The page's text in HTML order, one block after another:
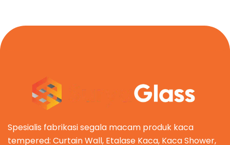
Spesialis fabrikasi segala macam produk kaca
tempered: Curtain Wall, Etalase Kaca, Kaca Shower,